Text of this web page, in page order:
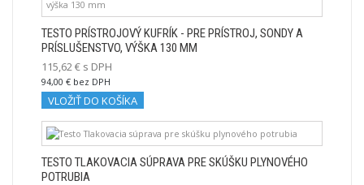
TESTO PRÍSTROJOVÝ KUFRÍK - PRE PRÍSTROJ, SONDY A
PRÍSLUŠENSTVO, VÝŠKA 130 MM
115,62 € s DPH
94,00 € bez DPH
VLOŽIŤ DO KOŠÍKA
TESTO TLAKOVACIA SÚPRAVA PRE SKÚŠKU PLYNOVÉHO
POTRUBIA